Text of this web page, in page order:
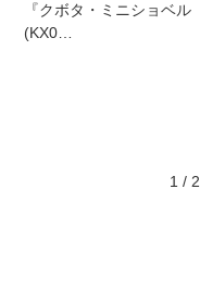
『クボタ・ミニショベル
(KX0…
1 / 2